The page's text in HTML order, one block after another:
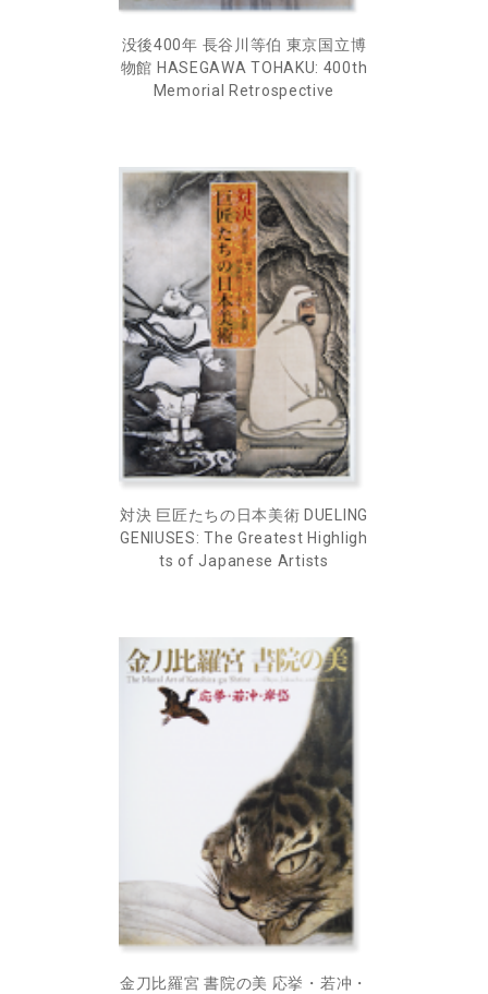
没後400年 長谷川等伯 東京国立博
物館 HASEGAWA TOHAKU: 400th
Memorial Retrospective
対決 巨匠たちの日本美術 DUELING
GENIUSES: The Greatest Highligh
ts of Japanese Artists
金刀比羅宮 書院の美 応挙・若冲・